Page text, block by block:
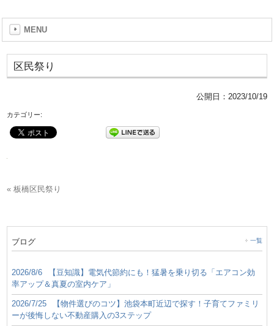
MENU
区民祭り
公開日： 2023/10/19
カテゴリー:
« 板橋区民祭り
ブログ 一覧
2026/8/6
【豆知識】電気代節約にも！猛暑を乗り切る「エアコン効
率アップ＆真夏の室内ケア」
2026/7/25
【物件選びのコツ】池袋本町近辺で探す！子育てファミリ
ーが後悔しない不動産購入の3ステップ